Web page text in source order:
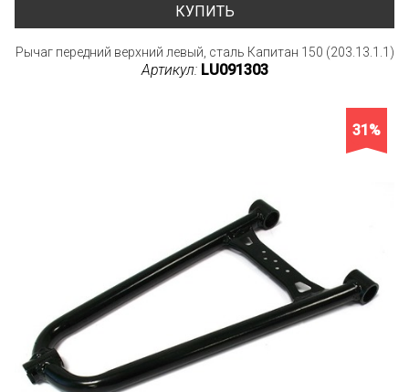
КУПИТЬ
Рычаг передний верхний левый, сталь Капитан 150 (203.13.1.1)
Артикул: LU091303
31%